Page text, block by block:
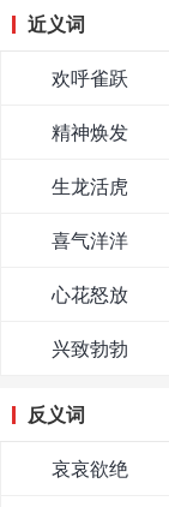
近义词
欢呼雀跃
精神焕发
生龙活虎
喜气洋洋
心花怒放
兴致勃勃
反义词
哀哀欲绝